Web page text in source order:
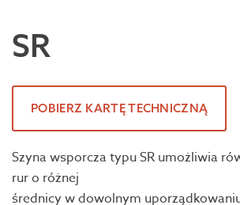
SR
POBIERZ KARTĘ TECHNICZNĄ
Szyna wsporcza typu SR umożliwia
rur o różnej
średnicy w dowolnym